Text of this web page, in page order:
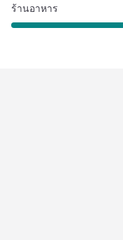
ร้านอาหาร